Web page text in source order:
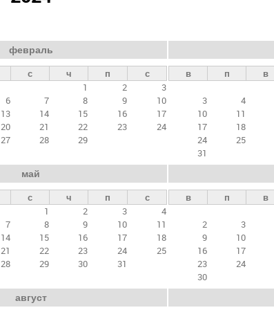
февраль
с ч п
с
1
2
3
6 7 8 9
10
13 14 15 16
17
20 21 22 23
24
27 28 29
в п в
3
4
10
11
17
18
24
25
31
май
с ч п
с
1
2 3
4
7 8 9 10
11
14 15 16 17
18
21 22 23 24
25
28 29 30 31
в п в
2
3
9
10
16
17
23
24
30
август